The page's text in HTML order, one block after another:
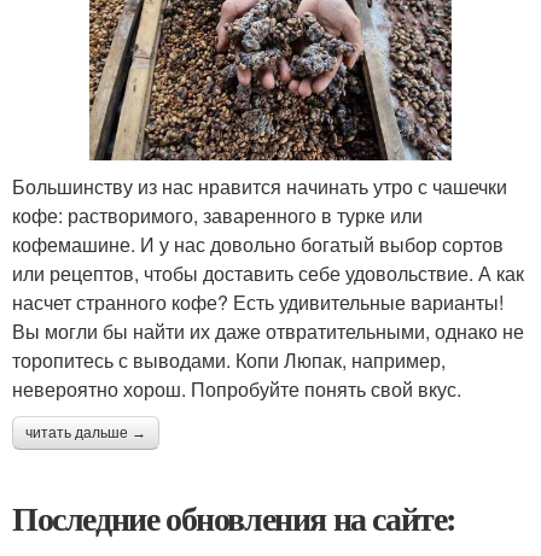
Большинству из нас нравится начинать утро с чашечки
кофе: растворимого, заваренного в турке или
кофемашине. И у нас довольно богатый выбор сортов
или рецептов, чтобы доставить себе удовольствие. А как
насчет странного кофе? Есть удивительные варианты!
Вы могли бы найти их даже отвратительными, однако не
торопитесь с выводами. Копи Люпак, например,
невероятно хорош. Попробуйте понять свой вкус.
читать дальше →
Последние обновления на сайте: